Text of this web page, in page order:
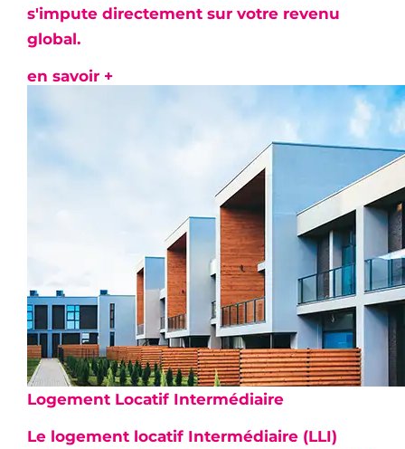
s'impute directement sur votre revenu
global.
en savoir +
Logement Locatif Intermédiaire
Le logement locatif Intermédiaire (LLI)